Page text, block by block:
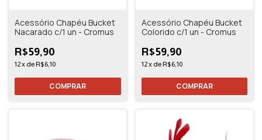
Acessório Chapéu Bucket
Nacarado c/1 un - Cromus
R$59,90
12x de R$6,10
Acessório Chapéu Bucket
Colorido c/1 un - Cromus
R$59,90
12x de R$6,10